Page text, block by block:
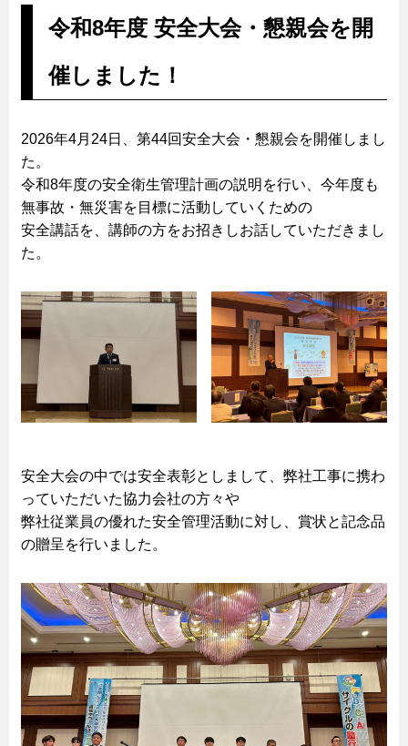
令和8年度 安全大会・懇親会を開
催しました！
2026年4月24日、第44回安全大会・懇親会を開催しまし
た。
令和8年度の安全衛生管理計画の説明を行い、今年度も
無事故・無災害を目標に活動していくための
安全講話を、講師の方をお招きしお話していただきまし
た。
安全大会の中では安全表彰としまして、弊社工事に携わ
っていただいた協力会社の方々や
弊社従業員の優れた安全管理活動に対し、賞状と記念品
の贈呈を行いました。